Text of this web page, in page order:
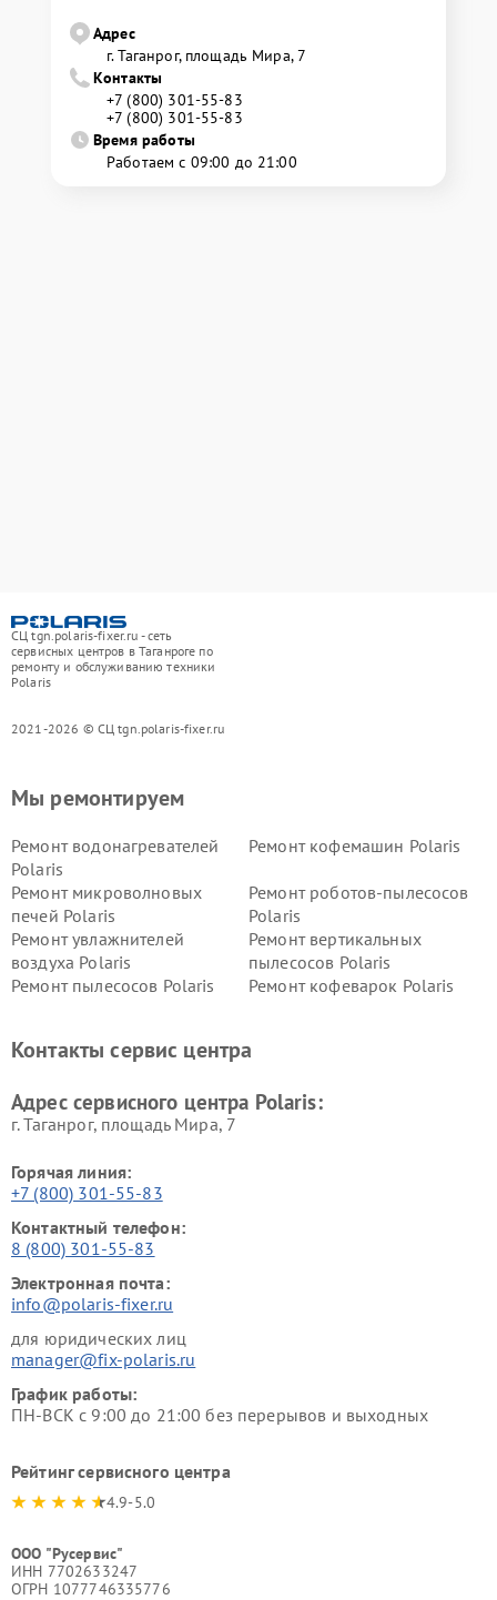
Адрес
г. Таганрог, площадь Мира, 7
Контакты
+7 (800) 301-55-83
+7 (800) 301-55-83
Время работы
Работаем с 09:00 до 21:00
СЦ tgn.polaris-fixer.ru - сеть
сервисных центров в Таганроге по
ремонту и обслуживанию техники
Polaris
2021-2026 © СЦ tgn.polaris-fixer.ru
Мы ремонтируем
Ремонт водонагревателей
Polaris
Ремонт кофемашин Polaris
Ремонт микроволновых
печей Polaris
Ремонт роботов-пылесосов
Polaris
Ремонт увлажнителей
воздуха Polaris
Ремонт вертикальных
пылесосов Polaris
Ремонт пылесосов Polaris
Ремонт кофеварок Polaris
Контакты сервис центра
Адрес сервисного центра Polaris:
г. Таганрог, площадь Мира, 7
Горячая линия:
+7 (800) 301-55-83
Контактный телефон:
8 (800) 301-55-83
Электронная почта:
info@polaris-fixer.ru
для юридических лиц
manager@fix-polaris.ru
График работы:
ПН-ВСК с 9:00 до 21:00 без перерывов и выходных
Рейтинг сервисного центра
4.9-5.0
ООО "Русервис"
ИНН 7702633247
ОГРН 1077746335776